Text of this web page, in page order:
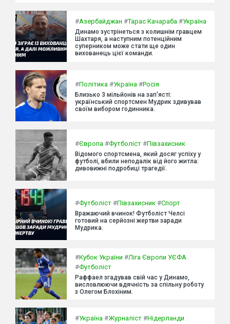
#Азербайджан #Тарас Качараба #Україна
Динамо зустрінеться з колишнім гравцем
Шахтаря, а наступним потенційним
суперником може стати ще один
вихованець цієї команди.
#Політика #Україна #Росія
Близько 3 мільйонів на зап'ясті:
український спортсмен Мудрик здивував
своїм вибором годинника.
#Європа #Футболіст #Півзахисник
Відомого спортсмена, який досяг успіху у
футболі, вбили неподалік від його житла:
дивовижні подробиці трагедії.
#Футболіст #Півзахисник #Спорт
Вражаючий вчинок! Футболіст Челсі
готовий на серйозні жертви заради
Мудрика.
#Кубок України #Ліга Європи УЄФА
#Футболіст
Раффаел згадував свій час у Динамо,
висловлюючи вдячність за спільну роботу
з Олегом Блохіним.
#Україна #Журналіст #Нідерланди